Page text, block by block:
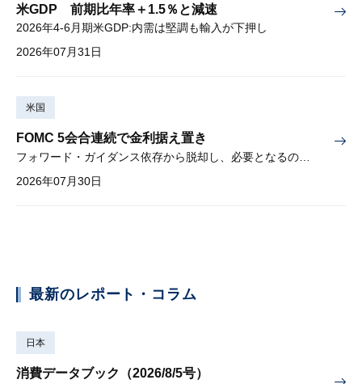
米GDP 前期比年率＋1.5％と減速
2026年4-6月期米GDP:内需は堅調も輸入が下押し
2026年07月31日
米国
FOMC 5会合連続で金利据え置き
2026年07月30日
最新のレポート・コラム
日本
消費データブック（2026/8/5号）